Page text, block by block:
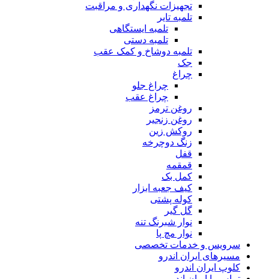
تجهیزات نگهداری و مراقبت
تلمبه تایر
تلمبه ایستگاهی
تلمبه دستی
تلمبه دوشاخ و کمک عقب
جک
چراغ
چراغ جلو
چراغ عقب
روغن ترمز
روغن زنجیر
روکش زین
زنگ دوچرخه
قفل
قمقمه
کمل بک
کیف جعبه ابزار
کوله پشتی
گل گیر
نوار شبرنگ تنه
نوار مچ پا
سرویس و خدمات تخصصی
مسیرهای ایران اندرو
کلوپ ایران اندرو